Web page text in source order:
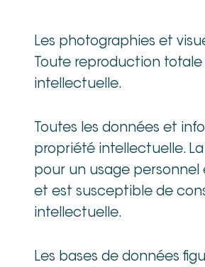
Les photographies et
Toute reproduction
intellectuelle.
Toutes les données et
propriété intellectuelle.
pour un usage personnel
et est susceptible de
intellectuelle.
Les bases de données